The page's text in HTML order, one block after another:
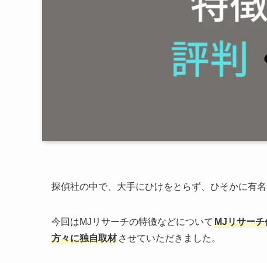
探偵社の中で、大手にひけをとらず、ひそかに有
今回はMJリサーチの特徴などについて MJリサー
方々に独自取材 させていただきました。